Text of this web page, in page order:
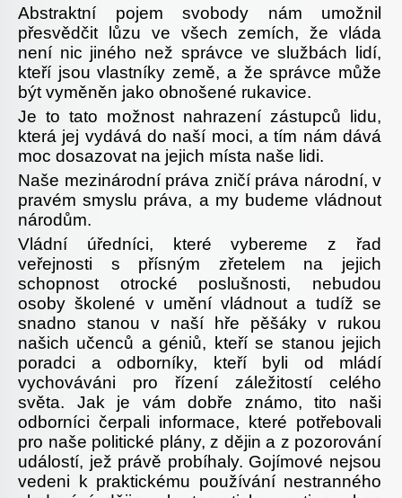
Abstraktní pojem svobody nám umožnil
přesvědčit lůzu ve všech zemích, že vláda
není nic jiného než správce ve službách lidí,
kteří jsou vlastníky země, a že správce může
být vyměněn jako obnošené rukavice.
Je to tato možnost nahrazení zástupců lidu,
která jej vydává do naší moci, a tím nám dává
moc dosazovat na jejich místa naše lidi.
Naše mezinárodní práva zničí práva národní, v
pravém smyslu práva, a my budeme vládnout
národům.
Vládní úředníci, které vybereme z řad
veřejnosti s přísným zřetelem na jejich
schopnost otrocké poslušnosti, nebudou
osoby školené v umění vládnout a tudíž se
snadno stanou v naší hře pěšáky v rukou
našich učenců a géniů, kteří se stanou jejich
poradci a odborníky, kteří byli od mládí
vychováváni pro řízení záležitostí celého
světa. Jak je vám dobře známo, tito naši
odborníci čerpali informace, které potřebovali
pro naše politické plány, z dějin a z pozorování
událostí, jež právě probíhaly. Gojímové nejsou
vedeni k praktickému používání nestranného